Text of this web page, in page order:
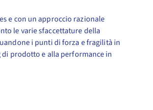
e con un approccio razionale
le varie sfaccettature della
i punti di forza e fragilità in
prodotto e alla performance in